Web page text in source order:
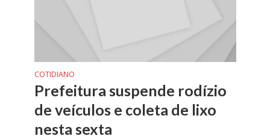
COTIDIANO
Prefeitura suspende rodízio
de veículos e coleta de lixo
nesta sexta